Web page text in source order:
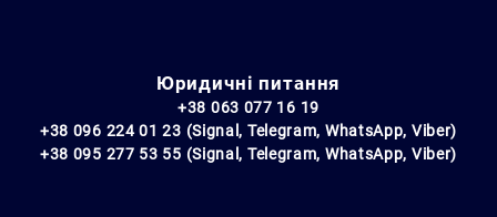
Юридичні питання
+38 063 077 16 19
+38 096 224 01 23 (Signal, Telegram, WhatsApp, Viber)
+38 095 277 53 55 (Signal, Telegram, WhatsApp, Viber)